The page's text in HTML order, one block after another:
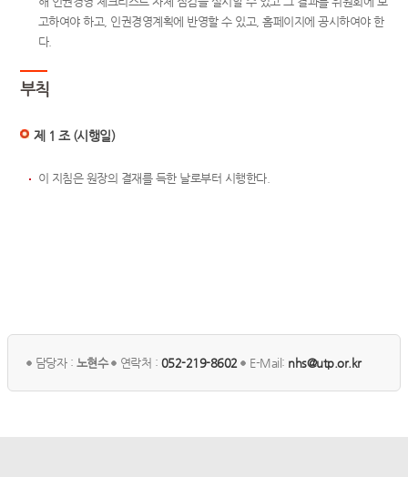
고하여야 하고, 인권경영계획에 반영할 수 있고, 홈페이지에 공시하여야 한
다.
부칙
제 1 조 (시행일)
이 지침은 원장의 결재를 득한 날로부터 시행한다.
담당자 : 노현수 연락처 : 052-219-8602 E-Mail: nhs@utp.or.kr